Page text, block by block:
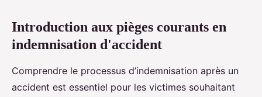
Introduction aux pièges courants en
indemnisation d'accident
Comprendre le processus d’indemnisation après un
accident est essentiel pour les victimes souhaitant